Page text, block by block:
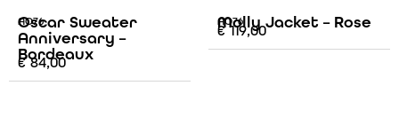
AO76
Oscar Sweater
Anniversary –
Bordeaux
€84,00
AO76
Molly Jacket – Rose
€119,00